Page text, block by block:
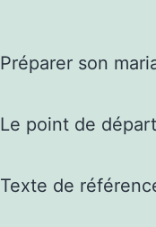
Préparer son
Le point de
Texte de